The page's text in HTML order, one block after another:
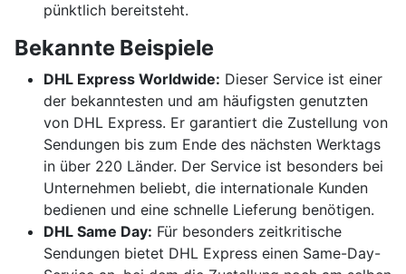
pünktlich bereitsteht.
Bekannte Beispiele
DHL Express Worldwide: Dieser Service ist einer
der bekanntesten und am häufigsten genutzten
von DHL Express. Er garantiert die Zustellung von
Sendungen bis zum Ende des nächsten Werktags
in über 220 Länder. Der Service ist besonders bei
Unternehmen beliebt, die internationale Kunden
bedienen und eine schnelle Lieferung benötigen.
DHL Same Day: Für besonders zeitkritische
Sendungen bietet DHL Express einen Same-Day-